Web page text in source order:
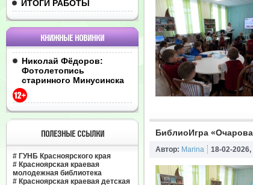
ИТОГИ РАБОТЫ
КНИЖНЫЕ НОВИНКИ
Николай Фёдоров:
Фотолетопись
старинного Минусинска
ПОЛЕЗНЫЕ ССЫЛКИ
# ГУНБ Красноярского края
# Красноярская краевая
молодежная библиотека
# Красноярская краевая детская
БиблиоИгра
Автор: Marina 18-02-2026,